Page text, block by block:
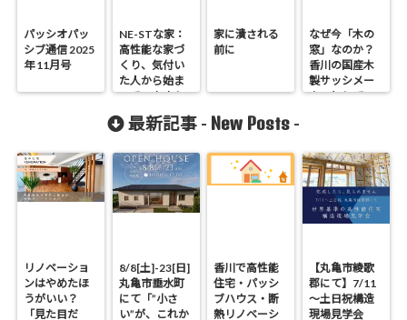
パッシオパッ
シブ通信 2025
年 11月号
NE-STな家：
高性能な家づ
くり、気付い
た人から始ま
っています！
家に潰される
前に
なぜ今「木の
窓」なのか？
香川の国産木
製サッシメー
カーとして
最新記事 - New Posts -
リノベーショ
ンはやめたほ
うがいい？
「見た目だ
8/8[土]-23[日]
丸亀市垂水町
にて「”小さ
い”が、これか
香川で高性能
住宅・パッシ
ブハウス・断
熱リノベーシ
【丸亀市綾歌
郡にて】7/11
～土日祝構造
現場見学会